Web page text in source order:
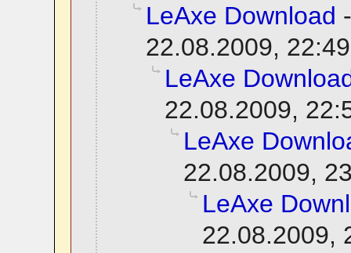
LeAxe Download
22.08.2009, 22:49
LeAxe
22.08.2009,
LeAxe
22.08.2009,
LeAxe
22.08.2009,